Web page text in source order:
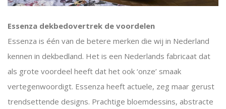
Essenza dekbedovertrek de voordelen
Essenza is één van de betere merken die wij in Nederland
kennen in dekbedland. Het is een Nederlands fabricaat dat
als grote voordeel heeft dat het ook ‘onze’ smaak
vertegenwoordigt. Essenza heeft actuele, zeg maar gerust
trendsettende designs. Prachtige bloemdessins, abstracte